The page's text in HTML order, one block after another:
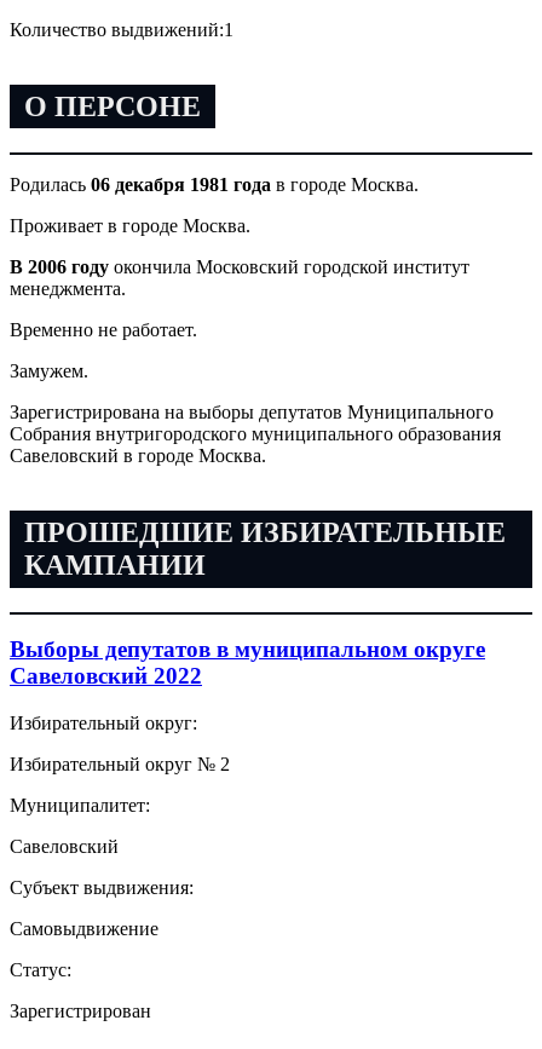
Количество выдвижений:1
О ПЕРСОНЕ
Родилась 06 декабря 1981 года в городе Москва.
Проживает в городе Москва.
В 2006 году окончила Московский городской институт
менеджмента.
Временно не работает.
Замужем.
Зарегистрирована на выборы депутатов Муниципального
Собрания внутригородского муниципального образования
Савеловский в городе Москва.
ПРОШЕДШИЕ ИЗБИРАТЕЛЬНЫЕ
КАМПАНИИ
Выборы депутатов в муниципальном округе
Савеловский 2022
Избирательный округ:
Избирательный округ № 2
Муниципалитет:
Савеловский
Субъект выдвижения:
Самовыдвижение
Статус:
Зарегистрирован